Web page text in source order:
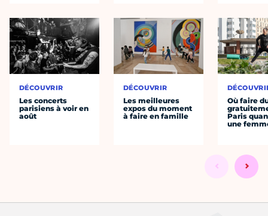
DÉCOUVRIR
Les concerts
parisiens à voir en
août
DÉCOUVRIR
Les meilleures
expos du moment
à faire en famille
Où faire
Paris
une